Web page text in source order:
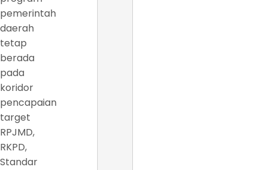
pemerintah
daerah
tetap
berada
pada
koridor
pencapaian
target
RPJMD,
RKPD,
Standar